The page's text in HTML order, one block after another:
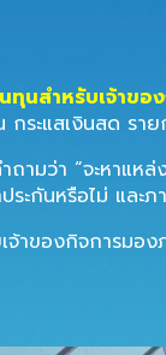
ทุนสำหรับเจ้าขอ
ระแสเงินสด รา
ถามว่า “จะหาแ
ประกันหรือไม่ แล
จ้าของกิจการมอ